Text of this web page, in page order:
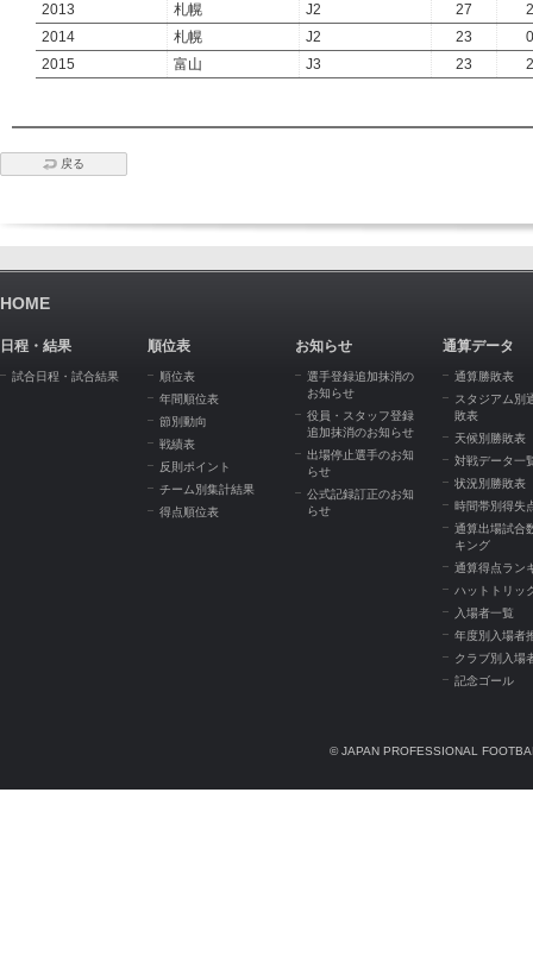
2013
札幌 J2 27
2
2014
札幌 J2 23
0
2015
富山 J3 23 2
戻る
HOME
日程・結果
試合日程・試合結果
順位表
順位表
年間順位表
節別動向
戦績表
反則ポイント
チーム別集計結果
得点順位表
お知らせ
選手登録追加抹消の
お知らせ
役員・スタッフ登録
追加抹消のお知らせ
出場停止選手のお知
らせ
公式記録訂正のお知
らせ
通算データ
通算勝敗表
スタジアム別
敗表
天候別勝敗表
対戦データ一
状況別勝敗表
時間帯別得失
通算出場試合
キング
通算得点ラン
ハットトリッ
入場者一覧
年度別入場者
クラブ別入場
記念ゴール
© JAPAN PROFESSIONAL